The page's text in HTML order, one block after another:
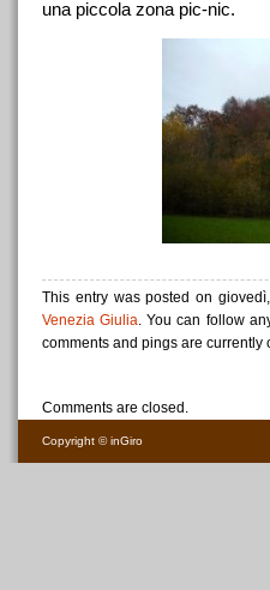
una piccola zona pic-nic.
This entry was posted on
Venezia Giulia. You can follow
comments and pings are currently
Comments are closed.
Copyright ©inGiro